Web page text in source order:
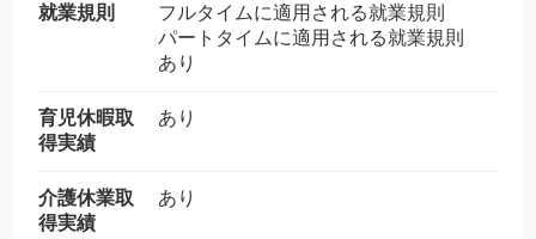
就業規則
フルタイムに適用される就業規則
パートタイムに適用される就業規則
あり
育児休暇取
得実績
あり
介護休業取
得実績
あり